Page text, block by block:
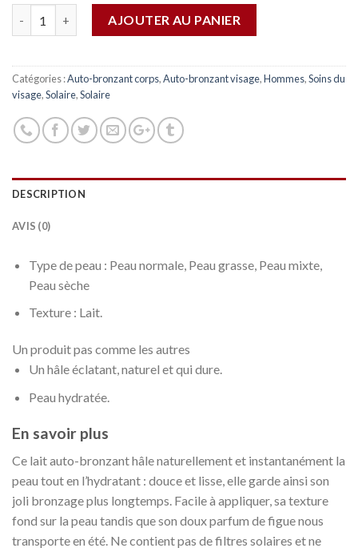
AJOUTER AU PANIER
Catégories :Auto-bronzant corps,Auto-bronzant visage,Hommes,Soins du
visage,Solaire,Solaire
DESCRIPTION
AVIS (0)
Type de peau : Peau normale, Peau grasse, Peau mixte,
Peau sèche
Texture : Lait.
Un produit pas comme les autres
Un hâle éclatant, naturel et qui dure.
Peau hydratée.
En savoir plus
Ce lait auto-bronzant hâle naturellement et instantanément la
peau tout en l’hydratant : douce et lisse, elle garde ainsi son
joli bronzage plus longtemps. Facile à appliquer, sa texture
fond sur la peau tandis que son doux parfum de figue nous
transporte en été. Ne contient pas de filtres solaires et ne